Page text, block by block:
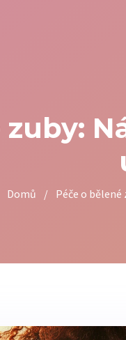
zuby:
Domů / Péče o